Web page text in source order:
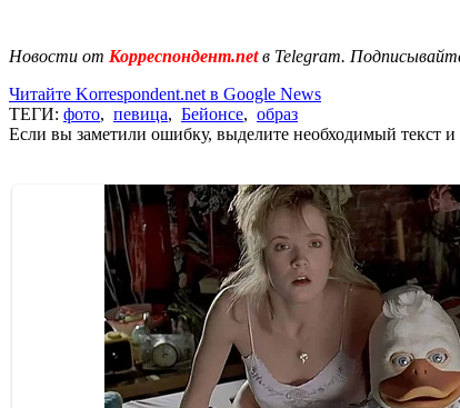
Новости от Корреспондент.netв Telegram.
Читайте Korrespondent.net в Google News
ТЕГИ: фото, певица, Бейонсе, образ
Если вы заметили ошибку, выделите необходимый текст